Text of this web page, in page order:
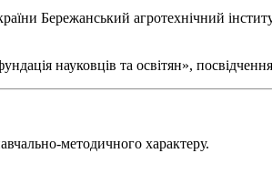
Бережанський агротехнічний
науковців та освітян»,
методичного характеру.